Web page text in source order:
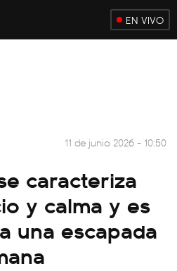
EN VIVO
11 de junio 2026 - 10:50
caracteriza
y calma y es
una escapada